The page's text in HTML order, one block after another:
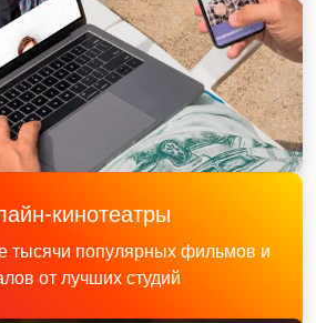
кинотеатры
тысячи популярных фильмов и
от лучших студий